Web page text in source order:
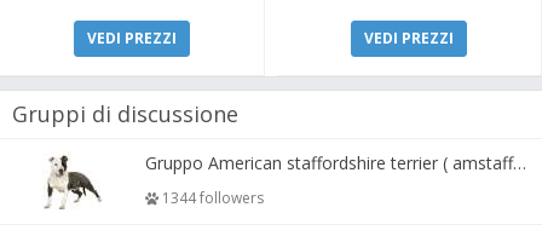
VEDI PREZZI VEDI PREZZI
Gruppi di discussione
Gruppo American staffordshire terrier ( amstaff, amastaff )
1344 followers